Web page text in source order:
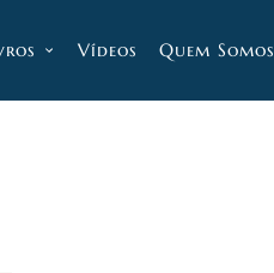
Vídeos Quem Somos